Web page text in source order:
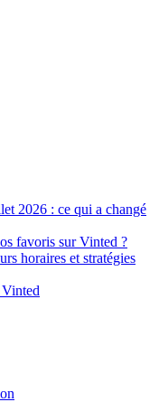
2026 : ce qui a changé
favoris sur Vinted ?
horaires et stratégies